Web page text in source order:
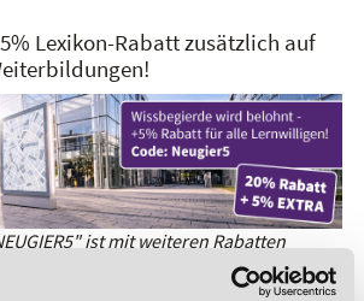
Lexikon-Rabatt zusätzlich auf
ist mit weiteren Rabatten